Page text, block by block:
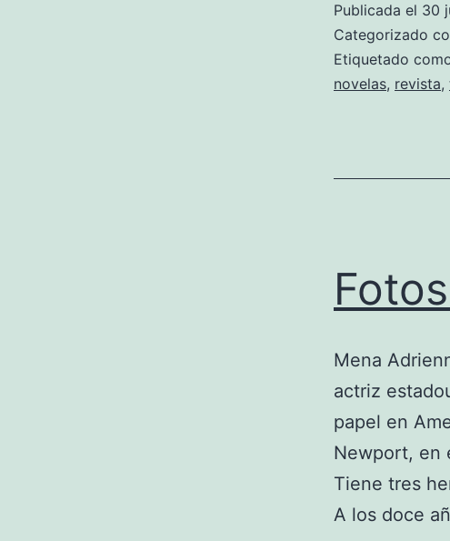
Publicada el 30
Categorizado
Etiquetado
novelas, revista,
Mena
actriz
papel en
Newport, en
Tiene tres
A los doce